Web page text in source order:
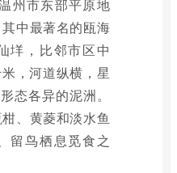
州市东部平原地
中最著名的瓯海
垟，比邻市区中
，河道纵横，星
态各异的泥洲。
、黄菱和淡水鱼
留鸟栖息觅食之